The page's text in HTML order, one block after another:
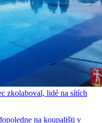
zkolaboval, lidé na sítích
na koupališti v